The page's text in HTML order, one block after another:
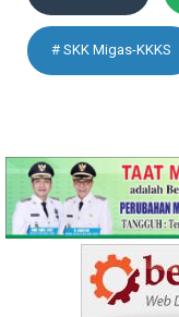
# SKK Migas-KKKS